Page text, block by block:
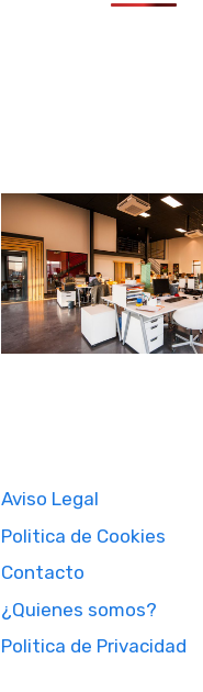
Aviso Legal
Politica de Cookies
Contacto
¿Quienes somos?
Politica de Privacidad